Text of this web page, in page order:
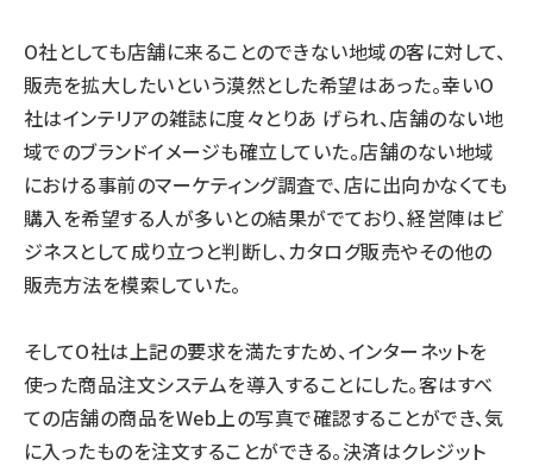
O社としても店舗に来ることのできない地域の客に対して、
販売を拡大したいという漠然とした希望はあった。幸いO
社はインテリアの雑誌に度々とりあ げられ、店舗のない地
域でのブランドイメージも確立していた。店舗のない地域
における事前のマーケティング調査で、店に出向かなくても
購入を希望する人が多いとの結果がでており、経営陣はビ
ジネスとして成り立つと判断し、カタログ販売やその他の
販売方法を模索していた。
そしてO社は上記の要求を満たすため、インターネットを
使った商品注文システムを導入することにした。客はすべ
ての店舗の商品をWeb上の写真で確認することができ、気
に入ったものを注文することができる。決済はクレジット